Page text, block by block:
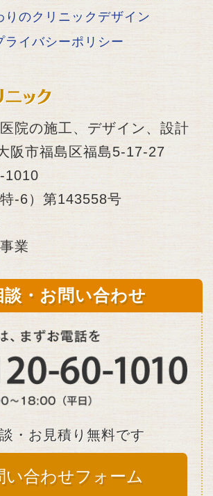
りのクリニックデザイン
ライバシーポリシー
院の施工、デザイン、設計
阪市福島区福島5-17-27
1010
-6）第143558号
業
談・お問い合わせ
・お見積り無料です
い合わせフォーム